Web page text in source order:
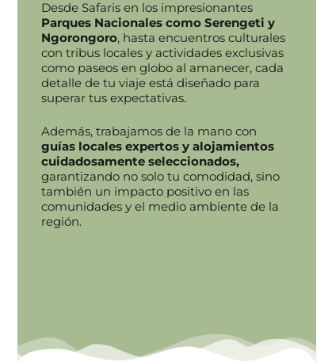
Desde Safaris en los impresionantes
Parques Nacionales como Serengeti y
Ngorongoro, hasta encuentros culturales
con tribus locales y actividades exclusivas
como paseos en globo al amanecer, cada
detalle de tu viaje está diseñado para
superar tus expectativas.
Además, trabajamos de la mano con
guías locales expertos y alojamientos
cuidadosamente seleccionados,
garantizando no solo tu comodidad, sino
también un impacto positivo en las
comunidades y el medio ambiente de la
región.